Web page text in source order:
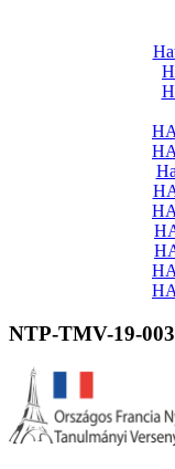
NTP-TMV-19-